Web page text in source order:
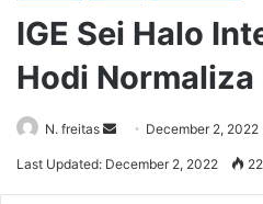
IGE Sei Halo
Hodi
N. freitas
SendDecember 2, 2022
Last Updated: December 2, 2022 22